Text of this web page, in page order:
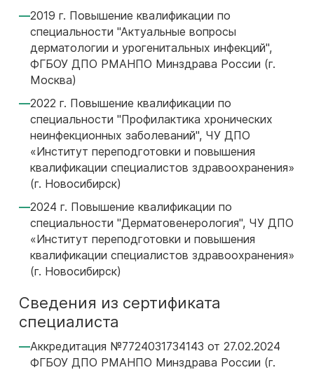
2019 г. Повышение квалификации по
специальности "Актуальные вопросы
дерматологии и урогенитальных инфекций",
ФГБОУ ДПО РМАНПО Минздрава России (г.
Москва)
2022 г. Повышение квалификации по
специальности "Профилактика хронических
неинфекционных заболеваний", ЧУ ДПО
«Институт переподготовки и повышения
квалификации специалистов здравоохранения»
(г. Новосибирск)
2024 г. Повышение квалификации по
специальности "Дерматовенерология", ЧУ ДПО
«Институт переподготовки и повышения
квалификации специалистов здравоохранения»
(г. Новосибирск)
Сведения из сертификата
специалиста
Аккредитация №7724031734143 от 27.02.2024
ФГБОУ ДПО РМАНПО Минздрава России (г.